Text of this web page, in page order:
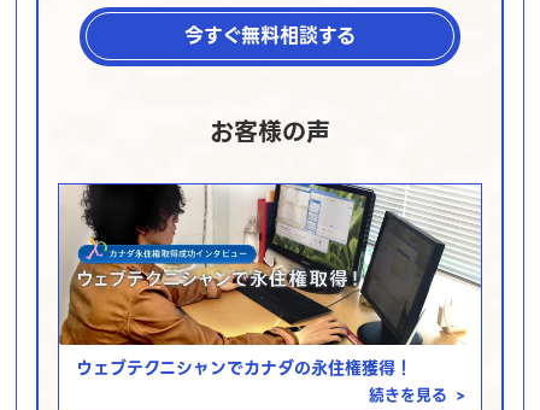
今すぐ無料相談する
お客様の声
ウェブテクニシャンでカナダの永住権獲得！
続きを見る >